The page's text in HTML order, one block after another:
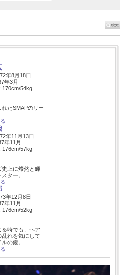
年8月18日
年3月
170cm/54kg
れたSMAPのリー
年11月13日
年11月
176cm/57kg
史上に燦然と輝
ター。
年12月8日
年11月
176cm/52kg
る時でも、ヘア
乱れを気にして
の鏡。